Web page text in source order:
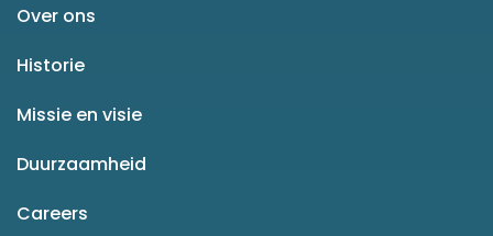
Over ons
Historie
Missie en visie
Duurzaamheid
Careers